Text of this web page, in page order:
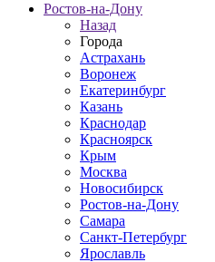
Ростов-на-Дону
Назад
Города
Астрахань
Воронеж
Екатеринбург
Казань
Краснодар
Красноярск
Крым
Москва
Новосибирск
Ростов-на-Дону
Самара
Санкт-Петербург
Ярославль